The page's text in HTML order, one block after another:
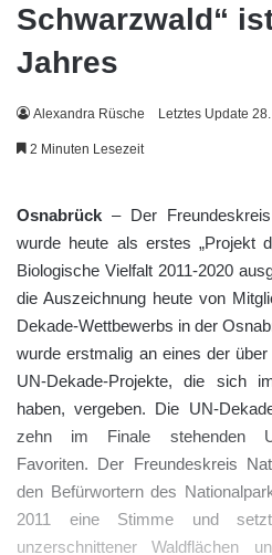
Schwarzwald“
Jahres
Alexandra Rüsche Letztes Update
2 Minuten Lesezeit
Osnabrück – Der
wurde heute als erstes „Projekt
Biologische Vielfalt 2011-2020
die Auszeichnung heute von
Dekade-Wettbewerbs in der
wurde erstmalig an eines der
UN-Dekade-Projekte, die sich
haben, vergeben. Die UN-
zehn im Finale stehenden
Favoriten. Der Freundeskreis
den Befürwortern des
2011 eine Stimme und
unzerschnittener Waldflächen